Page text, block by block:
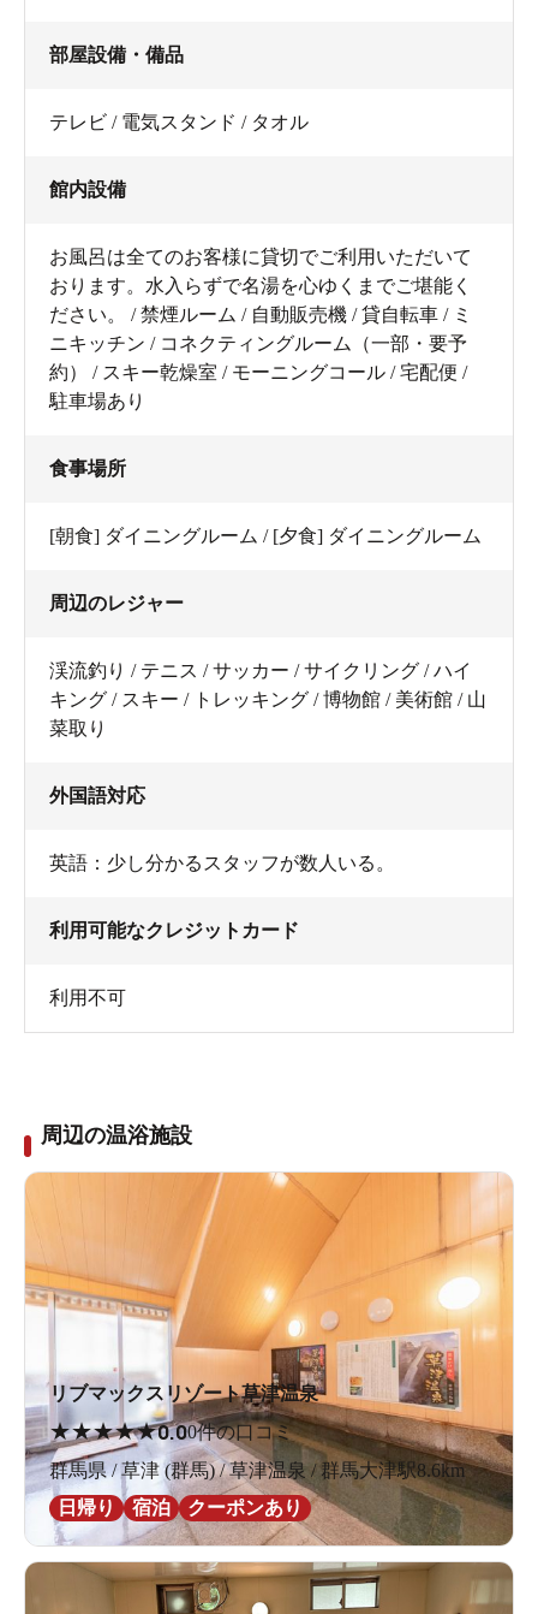
部屋設備・備品
テレビ / 電気スタンド / タオル
館内設備
お風呂は全てのお客様に貸切でご利用いただいて
おります。水入らずで名湯を心ゆくまでご堪能く
ださい。 / 禁煙ルーム / 自動販売機 / 貸自転車 / ミ
ニキッチン / コネクティングルーム（一部・要予
約） / スキー乾燥室 / モーニングコール / 宅配便 /
駐車場あり
食事場所
[朝食] ダイニングルーム / [夕食] ダイニングルーム
周辺のレジャー
渓流釣り / テニス / サッカー / サイクリング / ハイ
キング / スキー / トレッキング / 博物館 / 美術館 / 山
菜取り
外国語対応
英語：少し分かるスタッフが数人いる。
利用可能なクレジットカード
利用不可
周辺の温浴施設
リブマックスリゾート草津温泉
★★★★★0.00件の口コミ
群馬県 / 草津 (群馬) / 草津温泉 / 群馬大津駅8.6km
日帰り
宿泊 クーポンあり